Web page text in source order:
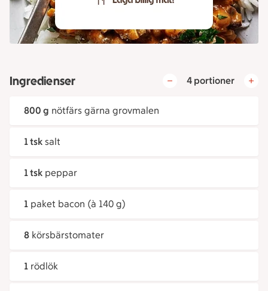
Ingredienser 4 portioner
800 g nötfärs gärna grovmalen
1 tsk salt
1 tsk peppar
1 paket bacon (à 140 g)
8 körsbärstomater
1 rödlök